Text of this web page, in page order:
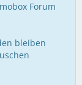
Forum
bleiben